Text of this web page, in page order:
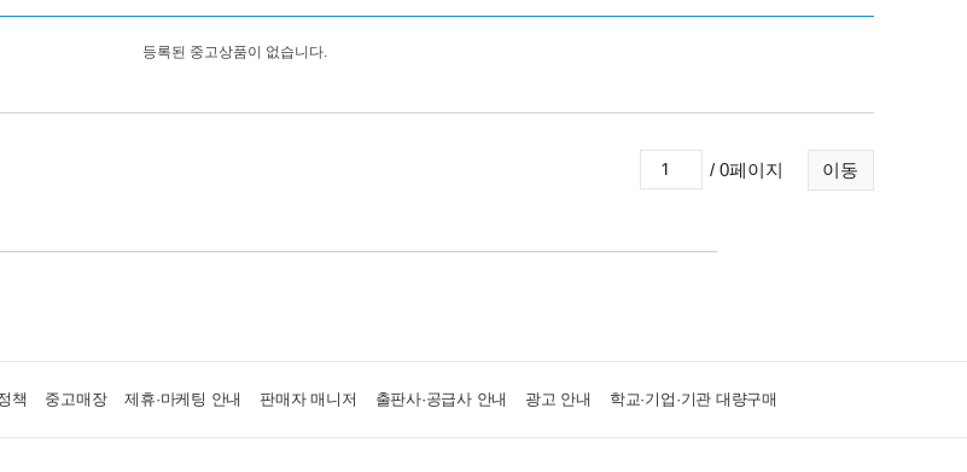
등록된 중고상품이 없습니다.
이동
/ 0페이지
책 중고매장 제휴·마케팅 안내 판매자 매니저 출판사·공급사 안내 광고 안내 학교·기업·기관 대량구매